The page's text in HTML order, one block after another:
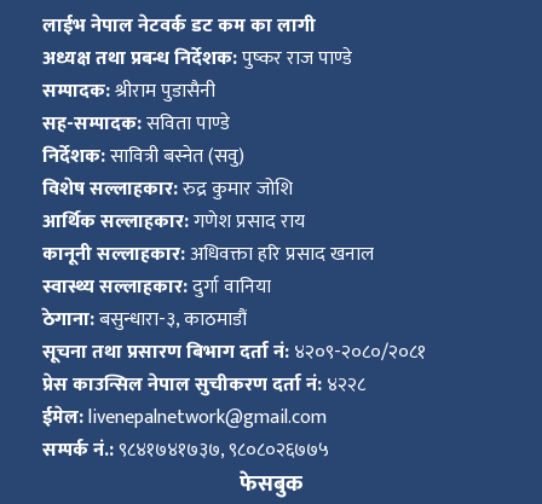
लाईभ नेपाल नेटवर्क डट कम का लागी
अध्यक्ष तथा प्रबन्ध निर्देशक:पुष्कर राज पाण्डे
सम्पादक:श्रीराम पुडासैनी
सह-सम्पादक:सविता पाण्डे
निर्देशक:सावित्री बस्नेत (सवु)
विशेष सल्लाहकार:रुद्र कुमार जोशि
आर्थिक सल्लाहकार:गणेश प्रसाद राय
कानूनी सल्लाहकार:अधिवक्ता हरि प्रसाद खनाल
स्वास्थ्य सल्लाहकार:दुर्गा वानिया
ठेगाना:बसुन्धारा-३, काठमाडौं
सूचना तथा प्रसारण बिभाग दर्ता नं:४२०९-२०८०/२०८१
प्रेस काउन्सिल नेपाल सुचीकरण दर्ता नं:४२२८
ईमेल:livenepalnetwork@gmail.com
सम्पर्क नं.:९८४१७४१७३७, ९८०८०२६७७५
फेसबुक